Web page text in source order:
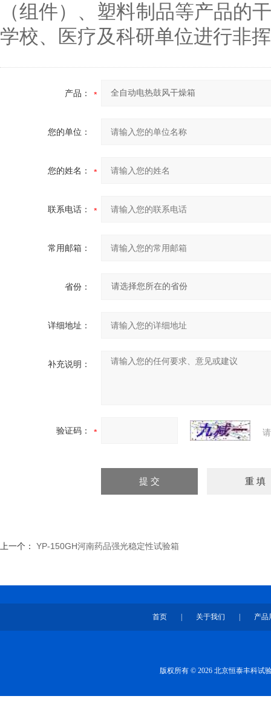
（组件）、塑料制品等产品的
学校、医疗及科研单位进行非
产品：
您的单位：
您的姓名：
联系电话：
常用邮箱：
省份：
详细地址：
补充说明：
验证码：
上一个： YP-150GH河南药品强光稳定性试验箱
首页 关于我们 产品
版权所有 © 2026 北京恒泰丰科试